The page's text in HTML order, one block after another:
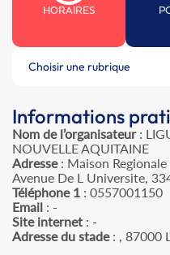
HORAIRES
Choisir une rubrique
Informations
Nom de l’organisateur:
NOUVELLE AQUITAINE
Adresse: Maison Regionale
Avenue De L Universite,
Téléphone 1 : 0557001150
Email : -
Site internet : -
Adresse du stade: , 87000